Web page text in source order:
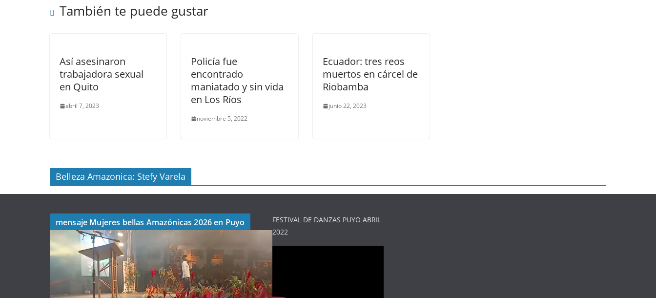
También te puede gustar
Así asesinaron
trabajadora sexual
en Quito
abril 7, 2023
Policía fue
encontrado
maniatado y sin vida
en Los Ríos
noviembre 5, 2022
Ecuador: tres reos
muertos en cárcel de
Riobamba
junio 22, 2023
Belleza Amazonica: Stefy Varela
mensaje Mujeres bellas Amazónicas 2026 en Puyo
FESTIVAL DE DANZAS PUYO ABRIL
2022